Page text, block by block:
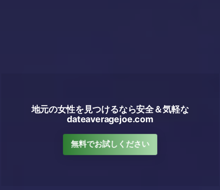
地元の女性を見つけるなら安全＆気軽な
dateaveragejoe.com
無料でお試しください